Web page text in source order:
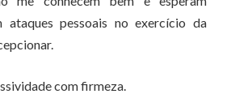
ataques pessoais no exercício da
com firmeza.